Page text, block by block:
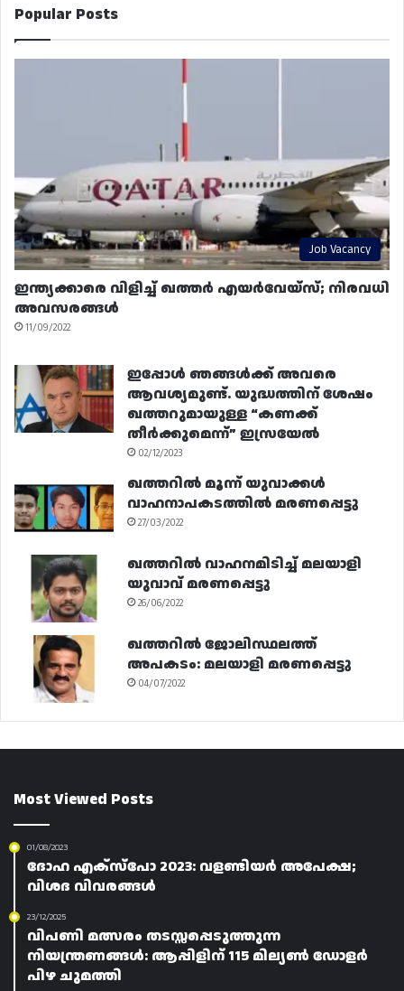
Popular Posts
Job Vacancy
ഇന്ത്യക്കാരെ വിളിച്ച് ഖത്തർ എയർവേയ്‌സ്; നിരവധി
അവസരങ്ങൾ
11/09/2022
ഇപ്പോൾ ഞങ്ങൾക്ക് അവരെ
ആവശ്യമുണ്ട്. യുദ്ധത്തിന് ശേഷം
ഖത്തറുമായുള്ള “കണക്ക്
തീർക്കുമെന്ന്” ഇസ്രയേൽ
02/12/2023
ഖത്തറിൽ മൂന്ന് യുവാക്കൾ
വാഹനാപകടത്തിൽ മരണപ്പെട്ടു
27/03/2022
ഖത്തറിൽ വാഹനമിടിച്ച് മലയാളി
യുവാവ് മരണപ്പെട്ടു
26/06/2022
ഖത്തറിൽ ജോലിസ്ഥലത്ത്
അപകടം: മലയാളി മരണപ്പെട്ടു
04/07/2022
Most Viewed Posts
01/08/2023
ദോഹ എക്‌സ്‌പോ 2023: വളണ്ടിയർ അപേക്ഷ;
വിശദ വിവരങ്ങൾ
23/12/2025
വിപണി മത്സരം തടസ്സപ്പെടുത്തുന്ന
നിയന്ത്രണങ്ങൾ: ആപ്പിളിന് 115 മില്യൺ ഡോളർ
പിഴ ചുമത്തി